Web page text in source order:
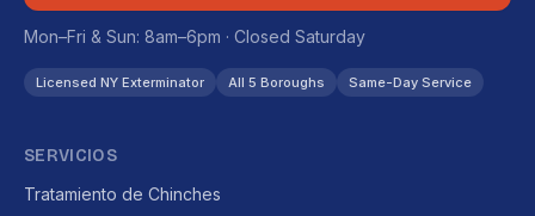
Mon–Fri & Sun: 8am–6pm · Closed Saturday
Licensed NY Exterminator All 5 Boroughs Same-Day Service
SERVICIOS
Tratamiento de Chinches